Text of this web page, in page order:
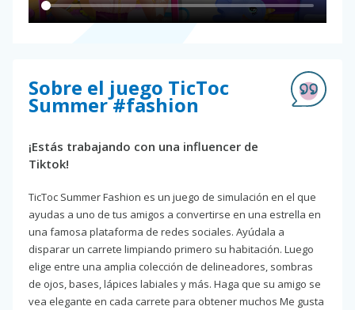
Sobre el juego TicToc
Summer #fashion
¡Estás trabajando con una influencer de
Tiktok!
TicToc Summer Fashion es un juego de simulación en el que
ayudas a uno de tus amigos a convertirse en una estrella en
una famosa plataforma de redes sociales. Ayúdala a
disparar un carrete limpiando primero su habitación. Luego
elige entre una amplia colección de delineadores, sombras
de ojos, bases, lápices labiales y más. Haga que su amigo se
vea elegante en cada carrete para obtener muchos Me gusta